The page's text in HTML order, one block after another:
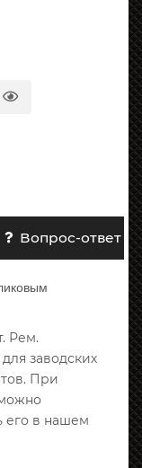
Вопрос-ответ 0
Рем.
заводских
При
его в нашем